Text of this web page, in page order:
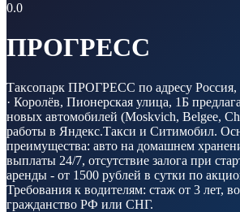
0.0
ПРОГРЕСС
Таксопарк ПРОГРЕСС по адресу Россия,
· Королёв, Пионерская улица, 1Б
новых автомобилей (Moskvich, Belgee,
работы в Яндекс.Такси и Ситимобил.
преимущества: авто на домашнем
выплаты 24/7, отсутствие залога при
аренды - от 1500 рублей в сутки по
Требования к водителям: стаж от 3 лет,
гражданство РФ или СНГ.